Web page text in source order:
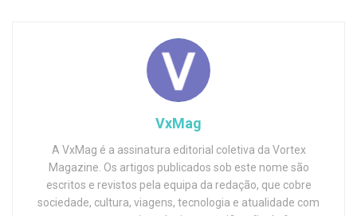
VxMag
A VxMag é a assinatura editorial coletiva da Vortex
Magazine. Os artigos publicados sob este nome são
escritos e revistos pela equipa da redação, que cobre
sociedade, cultura, viagens, tecnologia e atualidade com